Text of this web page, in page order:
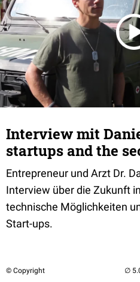
Interview mit
startups and the
Entrepreneur und Arzt Dr.
Interview über die Zukunft
technische Möglichkeiten
Start-ups.
© Copyright